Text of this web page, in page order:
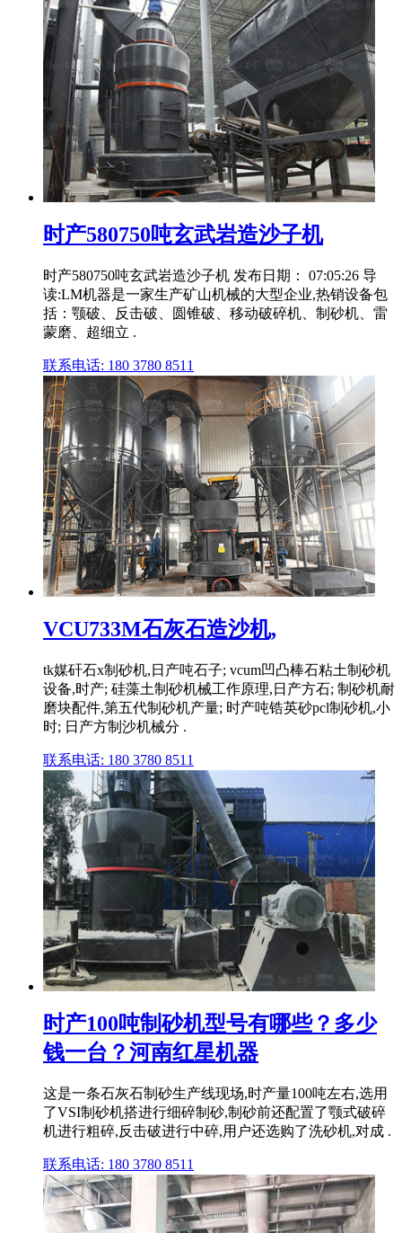
时产580750吨玄武岩造沙子机
时产580750吨玄武岩造沙子机 发布日期： 07:05:26 导
读:LM机器是一家生产矿山机械的大型企业,热销设备包
括：颚破、反击破、圆锥破、移动破碎机、制砂机、雷
蒙磨、超细立 .
联系电话: 180 3780 8511
VCU733M石灰石造沙机,
tk媒矸石x制砂机,日产吨石子; vcum凹凸棒石粘土制砂机
设备,时产; 硅藻土制砂机械工作原理,日产方石; 制砂机耐
磨块配件,第五代制砂机产量; 时产吨锆英砂pcl制砂机,小
时; 日产方制沙机械分 .
联系电话: 180 3780 8511
时产100吨制砂机型号有哪些？多少
钱一台？河南红星机器
这是一条石灰石制砂生产线现场,时产量100吨左右,选用
了VSI制砂机搭进行细碎制砂,制砂前还配置了颚式破碎
机进行粗碎,反击破进行中碎,用户还选购了洗砂机,对成 .
联系电话: 180 3780 8511